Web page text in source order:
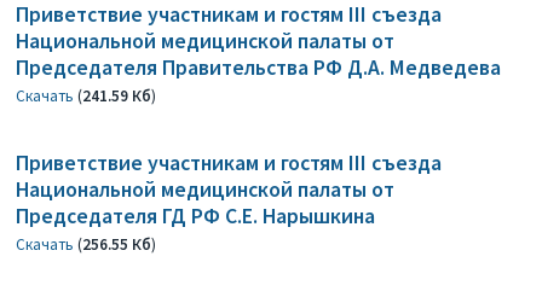
Приветствие участникам и гостям III съезда
Национальной медицинской палаты от
Председателя Правительства РФ Д.А. Медведева
Скачать (241.59 Кб)
Приветствие участникам и гостям III съезда
Национальной медицинской палаты от
Председателя ГД РФ С.Е. Нарышкина
Скачать (256.55 Кб)